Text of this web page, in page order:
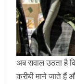
अब सवाल उठता है
करीबी माने जाते हैं